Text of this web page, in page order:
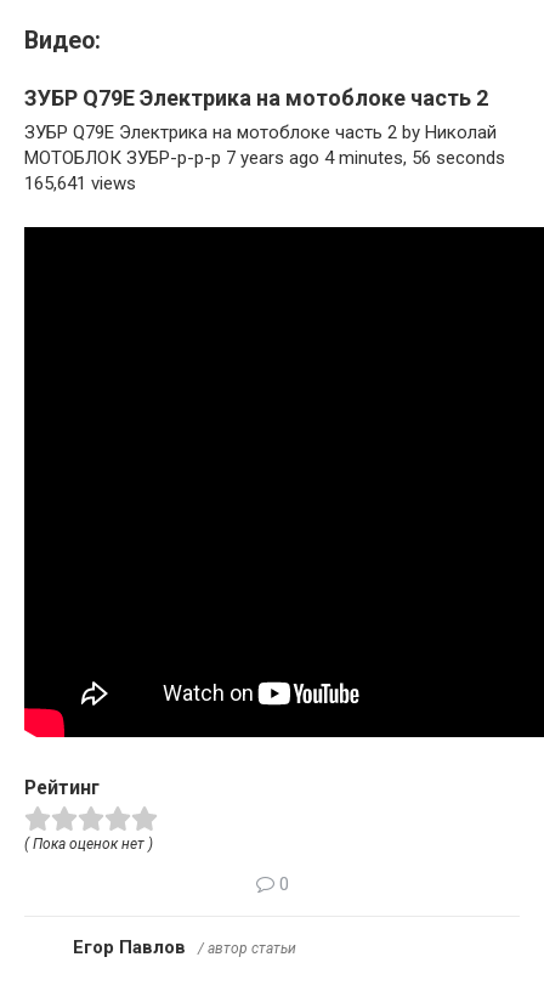
Видео:
ЗУБР Q79E Электрика на мотоблоке часть 2
ЗУБР Q79E Электрика на мотоблоке часть 2 by Николай
МОТОБЛОК ЗУБР-р-р-р 7 years ago 4 minutes, 56 seconds
165,641 views
Рейтинг
( Пока оценок нет )
0
Егор Павлов / автор статьи